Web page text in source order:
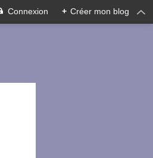
Connexion + Créer mon blog